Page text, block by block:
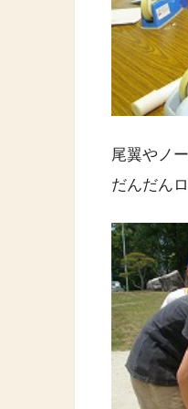
尾翼やノ
だんだん